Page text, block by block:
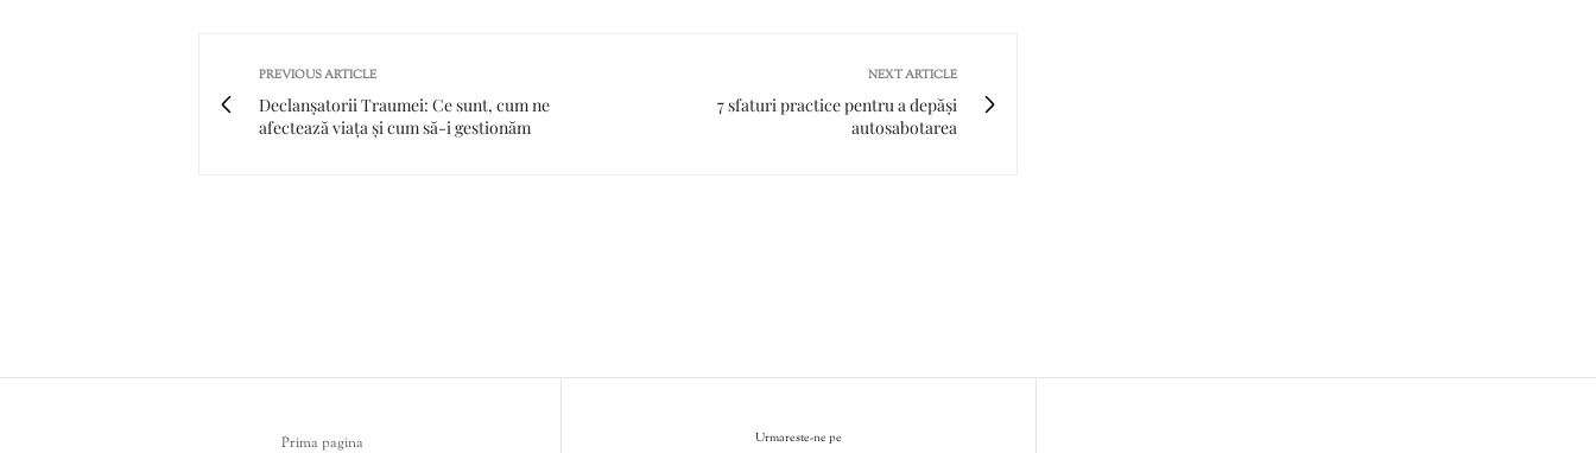
PREVIOUS ARTICLE
Declanșatorii Traumei: Ce sunt, cum ne
afectează viața și cum să-i gestionăm
NEXT ARTICLE
7 sfaturi practice pentru a depăși
autosabotarea
Prima pagina Urmareste-ne pe